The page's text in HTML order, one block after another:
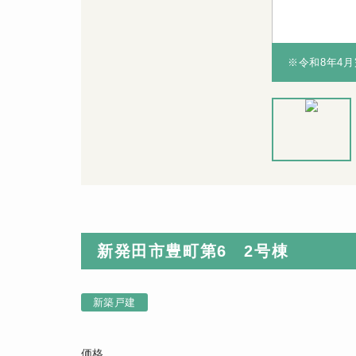
※令和8年4月
※令和8年4月
新発田市豊町第6 2号棟
新築戸建